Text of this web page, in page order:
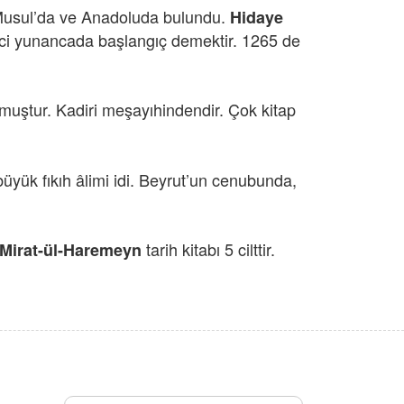
ve Anadoluda bulundu. Hidaye
yunancada başlangıç demektir. 1265 de
Kadiri meşayıhindendir. Çok kitap
fıkıh âlimi idi. Beyrut’un cenubunda,
Mirat-ül-Haremeyn tarih kitabı 5 cilttir.